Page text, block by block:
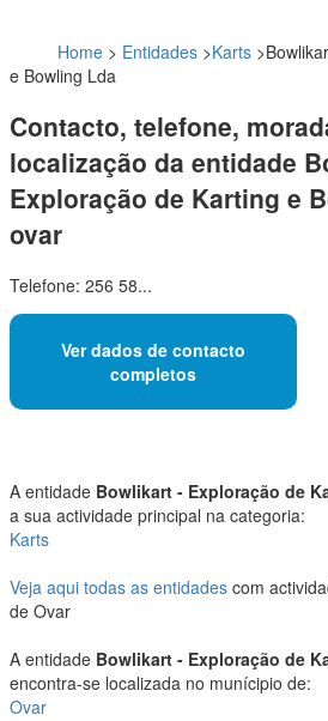
Home > Entidades >Karts >
e Bowling Lda
Contacto, telefone,
localização da entidade
Exploração de Karting e
ovar
Telefone: 256 58...
Ver dados de contacto
completos
A entidade Bowlikart - Exploração de
a sua actividade principal na categoria:
Karts
Veja aqui todas as entidades com
de Ovar
A entidade Bowlikart - Exploração de
encontra-se localizada no munícipio de:
Ovar